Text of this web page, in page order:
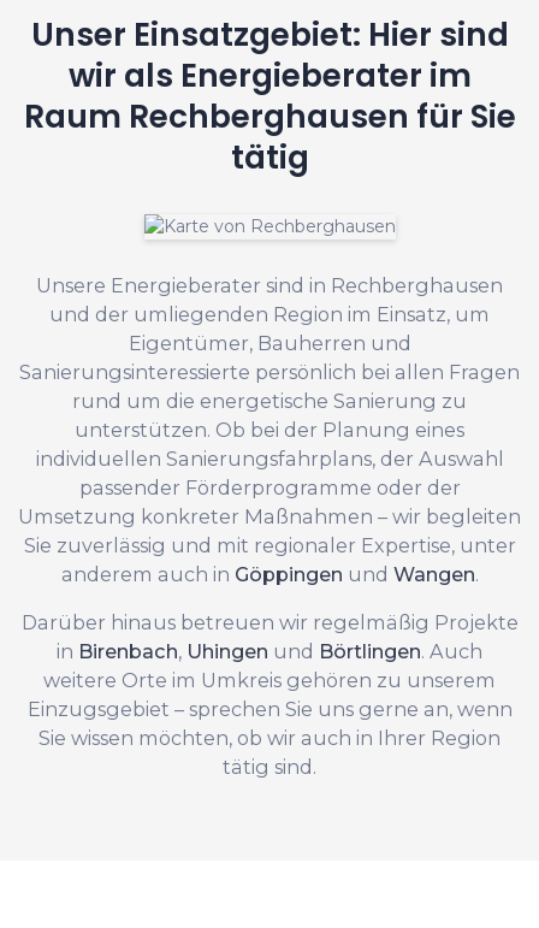
Unser Einsatzgebiet: Hier sind
wir als Energieberater im
Raum Rechberghausen für Sie
tätig
Unsere Energieberater sind in Rechberghausen
und der umliegenden Region im Einsatz, um
Eigentümer, Bauherren und
Sanierungsinteressierte persönlich bei allen Fragen
rund um die energetische Sanierung zu
unterstützen. Ob bei der Planung eines
individuellen Sanierungsfahrplans, der Auswahl
passender Förderprogramme oder der
Umsetzung konkreter Maßnahmen – wir begleiten
Sie zuverlässig und mit regionaler Expertise, unter
anderem auch in Göppingen und Wangen.
Darüber hinaus betreuen wir regelmäßig Projekte
in Birenbach, Uhingen und Börtlingen. Auch
weitere Orte im Umkreis gehören zu unserem
Einzugsgebiet – sprechen Sie uns gerne an, wenn
Sie wissen möchten, ob wir auch in Ihrer Region
tätig sind.